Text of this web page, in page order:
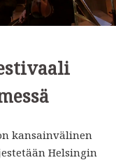
kansainvälinen
Helsingin